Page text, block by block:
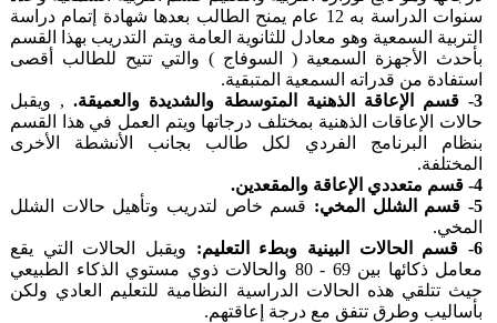
سنوات الدراسة به 12 عام يمنح الطالب بعدها شهادة إتمام دراسة
التربية السمعية وهو معادل للثانوية العامة ويتم التدريب بهذا القسم
بأحدث الأجهزة السمعية ( السوفاج ) والتي تتيح للطالب أقصى
استفادة من قدراته السمعية المتبقية.
3-
قسم الإعاقة الذهنية المتوسطة والشديدة والعميقة., ويقبل
حالات الإعاقات الذهنية بمختلف درجاتها ويتم العمل في هذا القسم
بنظام البرنامج الفردي لكل طالب بجانب الأنشطة الأخرى
المختلفة.
4- قسم متعددي الإعاقة والمقعدين.
5-
قسم الشلل المخي: قسم خاص لتدريب وتأهيل حالات الشلل
المخي.
6-
قسم الحالات البينية وبطء التعليم: ويقبل الحالات التي يقع
معامل ذكائها بين 69
-
80 والحالات ذوي مستوي الذكاء الطبيعي
حيث تتلقي هذه الحالات الدراسية النظامية للتعليم العادي ولكن
بأساليب وطرق تتفق مع درجة إعاقتهم.